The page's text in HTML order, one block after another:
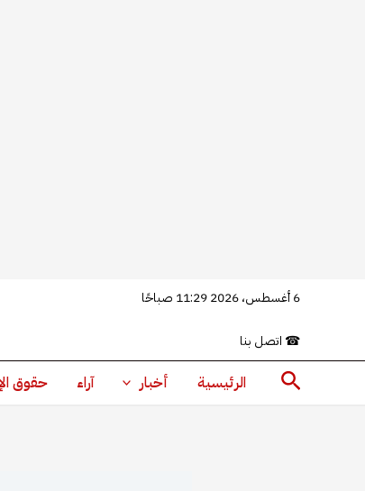
المحتوى
6 أغسطس، 2026 11:29 صباحًا
☎ اتصل بنا
البحث الرئيسية أخبار آراء حقوق